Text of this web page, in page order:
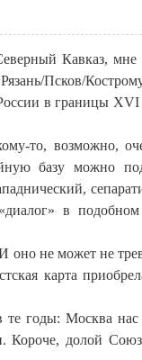
Кавказ, мне
Псков/
в границы
то, возможно,
базу можно
в
оно не может не
карта
годы: Москва нас
долой